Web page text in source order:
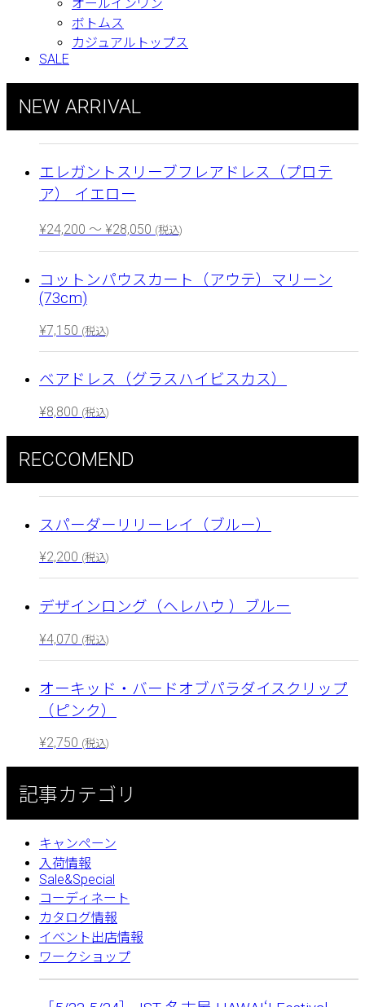
オールインワン
ボトムス
カジュアルトップス
SALE
NEW ARRIVAL
エレガントスリーブフレアドレス（プロテ
ア） イエロー
¥24,200 ～ ¥28,050 (税込)
コットンパウスカート（アウテ）マリーン
(73cm)
¥7,150 (税込)
ベアドレス（グラスハイビスカス）
¥8,800 (税込)
RECCOMEND
スパーダーリリーレイ（ブルー）
¥2,200 (税込)
デザインロング（ヘレハウ ）ブルー
¥4,070 (税込)
オーキッド・バードオブパラダイスクリップ
（ピンク）
¥2,750 (税込)
記事カテゴリ
キャンペーン
入荷情報
Sale&Special
コーディネート
カタログ情報
イベント出店情報
ワークショップ